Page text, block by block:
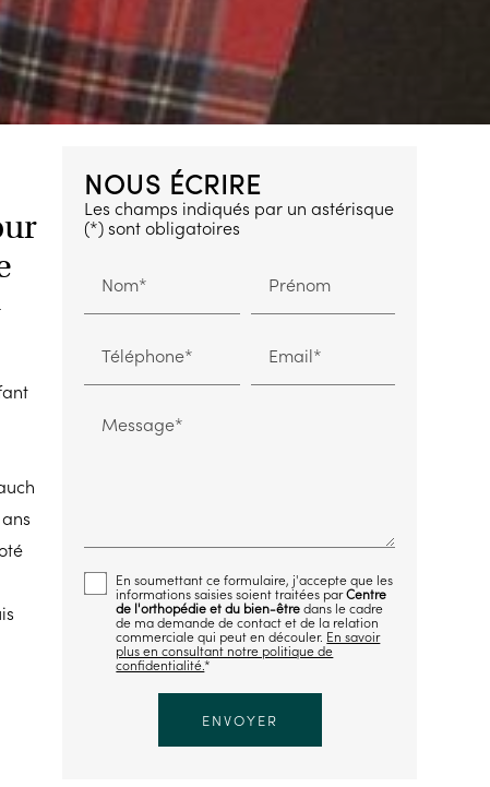
NOUS ÉCRIRE
Les champs indiqués par un astérisque
(*) sont obligatoires
Nom* Prénom
Téléphone* Email*
Message*
En soumettant ce formulaire, j'accepte que les
informations saisies soient traitées parCentre
de l'orthopédie et du bien-êtredans le cadre
de ma demande de contact et de la relation
commerciale qui peut en découler. En savoir
plus en consultant notre politique de
confidentialité.*